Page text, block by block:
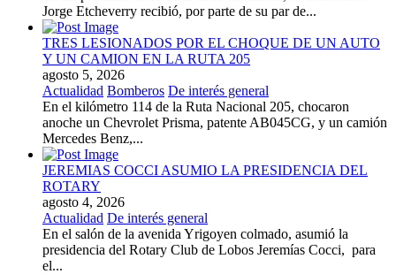
Jorge Etcheverry recibió, por parte de su par de...
TRES LESIONADOS POR EL CHOQUE DE UN AUTO
Y UN CAMION EN LA RUTA 205
agosto 5, 2026
Actualidad Bomberos De interés general
En el kilómetro 114 de la Ruta Nacional 205, chocaron
anoche un Chevrolet Prisma, patente AB045CG, y un camión
Mercedes Benz,...
JEREMIAS COCCI ASUMIO LA PRESIDENCIA DEL
ROTARY
agosto 4, 2026
Actualidad De interés general
En el salón de la avenida Yrigoyen colmado, asumió la
presidencia del Rotary Club de Lobos Jeremías Cocci, para
el...